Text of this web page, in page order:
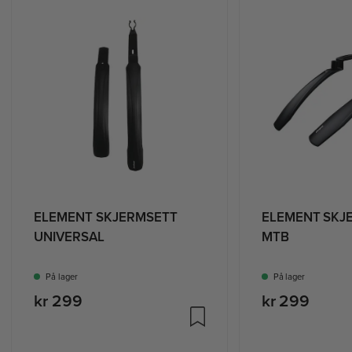
ELEMENT SKJERMSETT
UNIVERSAL
På lager
kr 299
ELEMENT
MTB
På lager
kr 299